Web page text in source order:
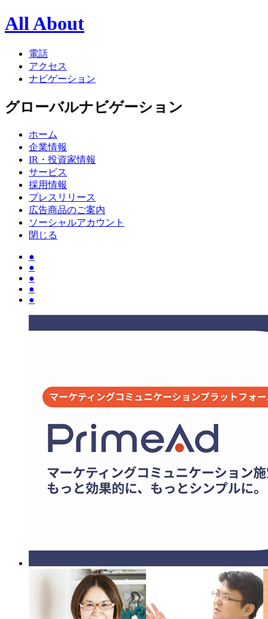
All About
電話
アクセス
ナビゲーション
グローバルナビゲーション
ホーム
企業情報
IR・投資家情報
サービス
採用情報
プレスリリース
広告商品のご案内
ソーシャルアカウント
閉じる
●
●
●
●
●